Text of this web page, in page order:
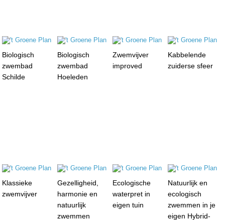
Biologisch
zwembad
Schilde
Biologisch
zwembad
Hoeleden
Zwemvijver
improved
Kabbelende
zuiderse sfeer
Klassieke
zwemvijver
Gezelligheid,
harmonie en
natuurlijk
zwemmen
Ecologische
waterpret in
eigen tuin
Natuurlijk en
ecologisch
zwemmen in je
eigen Hybrid-